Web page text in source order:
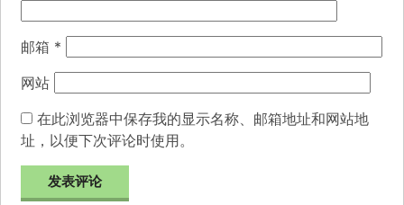
邮箱 *
网站
在此浏览器中保存我的显示名称、邮箱地址和网站地
址，以便下次评论时使用。